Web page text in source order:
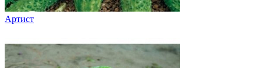
Артист